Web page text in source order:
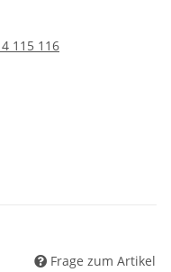
115 116
Frage zum Artikel